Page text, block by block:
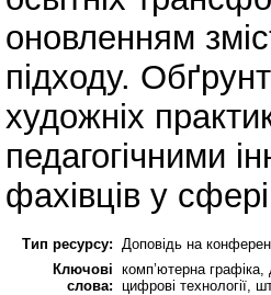
оновленням
підходу.
художніх
педагогічними
фахівців у
Тип ресурсу:
Доповідь на
Ключові
слова:
комп’ютерна графіка,
цифрові технології,